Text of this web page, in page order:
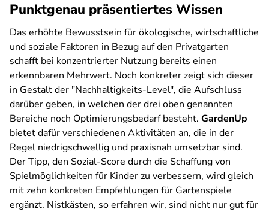
Punktgenau präsentiertes Wissen
Das erhöhte Bewusstsein für ökologische, wirtschaftliche
und soziale Faktoren in Bezug auf den Privatgarten
schafft bei konzentrierter Nutzung bereits einen
erkennbaren Mehrwert. Noch konkreter zeigt sich dieser
in Gestalt der "Nachhaltigkeits-Level", die Aufschluss
darüber geben, in welchen der drei oben genannten
Bereiche noch Optimierungsbedarf besteht. GardenUp
bietet dafür verschiedenen Aktivitäten an, die in der
Regel niedrigschwellig und praxisnah umsetzbar sind.
Der Tipp, den Sozial-Score durch die Schaffung von
Spielmöglichkeiten für Kinder zu verbessern, wird gleich
mit zehn konkreten Empfehlungen für Gartenspiele
ergänzt. Nistkästen, so erfahren wir, sind nicht nur gut für